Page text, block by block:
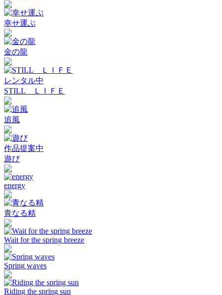
幸せ運ぶ
金の龍
レンタル中
STILL ＬＩＦＥ
追風
作品提案中
遊び
energy
青なる精
Wait for the spring breeze
Spring waves
Riding the spring sun